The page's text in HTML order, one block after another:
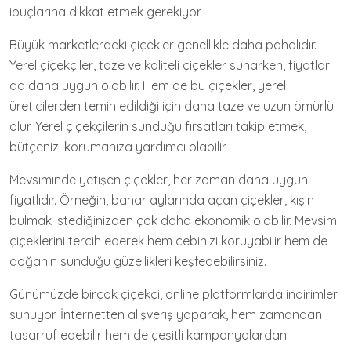
ipuçlarına dikkat etmek gerekiyor.
Büyük marketlerdeki çiçekler genellikle daha pahalıdır.
Yerel çiçekçiler, taze ve kaliteli çiçekler sunarken, fiyatları
da daha uygun olabilir. Hem de bu çiçekler, yerel
üreticilerden temin edildiği için daha taze ve uzun ömürlü
olur. Yerel çiçekçilerin sunduğu fırsatları takip etmek,
bütçenizi korumanıza yardımcı olabilir.
Mevsiminde yetişen çiçekler, her zaman daha uygun
fiyatlıdır. Örneğin, bahar aylarında açan çiçekler, kışın
bulmak istediğinizden çok daha ekonomik olabilir. Mevsim
çiçeklerini tercih ederek hem cebinizi koruyabilir hem de
doğanın sunduğu güzellikleri keşfedebilirsiniz.
Günümüzde birçok çiçekçi, online platformlarda indirimler
sunuyor. İnternetten alışveriş yaparak, hem zamandan
tasarruf edebilir hem de çeşitli kampanyalardan